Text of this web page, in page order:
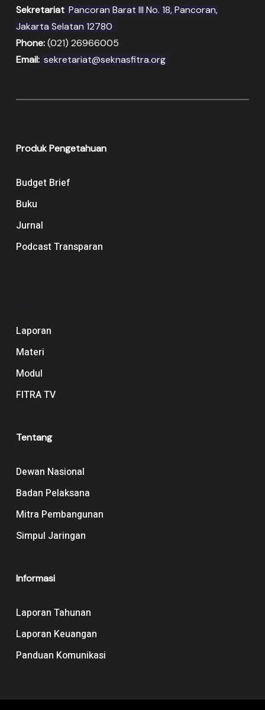
Sekretariat Pancoran Barat III No. 18, Pancoran,
Jakarta Selatan 12780
Phone:(021) 26966005
Email: sekretariat@seknasfitra.org
Produk Pengetahuan
Budget Brief
Buku
Jurnal
Podcast Transparan
Laporan
Materi
Modul
FITRA TV
Tentang
Dewan Nasional
Badan Pelaksana
Mitra Pembangunan
Simpul Jaringan
Informasi
Laporan Tahunan
Laporan Keuangan
Panduan Komunikasi